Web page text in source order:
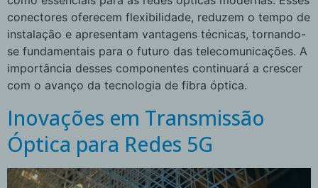
conectores oferecem flexibilidade, reduzem o tempo de
instalação e apresentam vantagens técnicas, tornando-
se fundamentais para o futuro das telecomunicações. A
importância desses componentes continuará a crescer
com o avanço da tecnologia de fibra óptica.
Inovações em Transmissão
Óptica para Redes 5G